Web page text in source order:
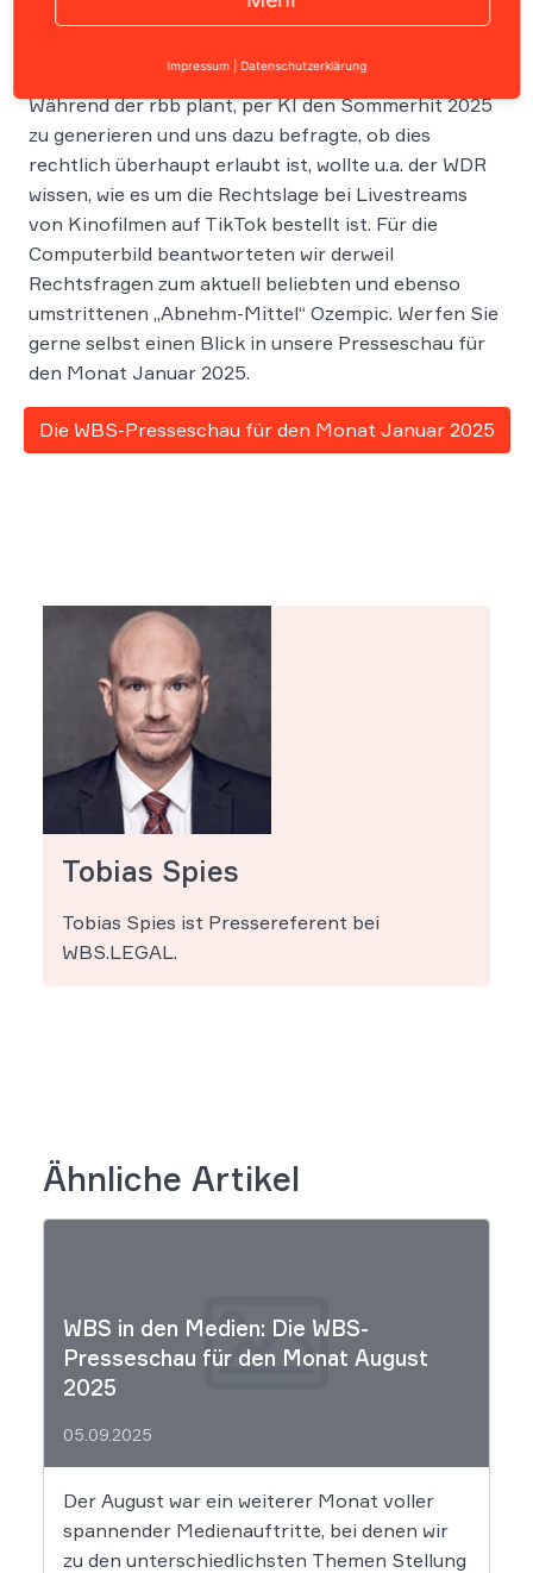
Während der rbb plant, per KI den Sommerhit 2025
zu generieren und uns dazu befragte, ob dies
rechtlich überhaupt erlaubt ist, wollte u.a. der WDR
wissen, wie es um die Rechtslage bei Livestreams
von Kinofilmen auf TikTok bestellt ist. Für die
Computerbild beantworteten wir derweil
Rechtsfragen zum aktuell beliebten und ebenso
umstrittenen „Abnehm-Mittel“ Ozempic. Werfen Sie
gerne selbst einen Blick in unsere Presseschau für
den Monat Januar 2025.
Die WBS-Presseschau für den Monat Januar 2025
Tobias Spies
Tobias Spies ist Pressereferent bei
WBS.LEGAL.
Ähnliche Artikel
WBS in den Medien: Die WBS-
Presseschau für den Monat August
2025
05.09.2025
Der August war ein weiterer Monat voller
spannender Medienauftritte, bei denen wir
zu den unterschiedlichsten Themen Stellung
Impressum Datenschutzerklärung